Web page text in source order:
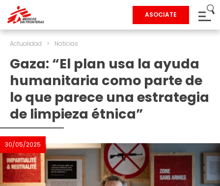
ASOCIATE
Actualidad > Noticias
Gaza: “El plan usa la ayuda
humanitaria como parte de
lo que parece una estrategia
de limpieza étnica”
30/05/2025